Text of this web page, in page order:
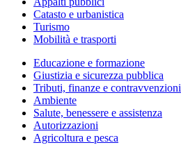
Catasto e urbanistica
Turismo
Mobilità e trasporti
Educazione e formazione
Giustizia e sicurezza pubblica
Tributi, finanze e contravvenzioni
Ambiente
Salute, benessere e assistenza
Autorizzazioni
Agricoltura e pesca